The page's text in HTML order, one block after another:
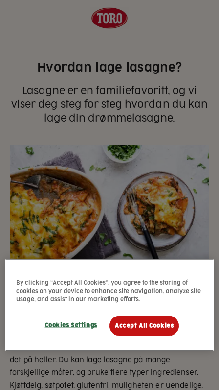
Hvordan lage lasagne?
Lasagne er en familiefavoritt, og vi
viser deg steg for steg hvordan du kan
lage din drømmelasagne.
Alle elsker lasagne, og det passer midt i blinken til både
det på heller. Du kan lage lasagne på mange
forskjellige måter, og bruke flere typer ingredienser.
Kjøttdeig, søtpotet, glutenfri, muligheten er uendelige.
By clicking “Accept All Cookies”, you agree to the storing of
cookies on your device to enhance site navigation, analyze site
usage, and assist in our marketing efforts.
Accept All Cookies
Cookies Settings